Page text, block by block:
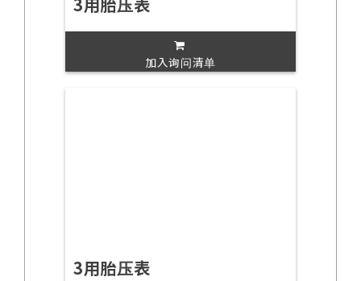
加入询问清单
3用胎压表